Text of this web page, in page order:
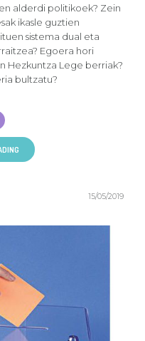
alderdi politikoek? Zein
ikasle guztien
sistema dual eta
Egoera hori
Hezkuntza Lege berriak?
bultzatu?
15/05/2019